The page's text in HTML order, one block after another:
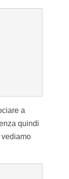
a
quindi